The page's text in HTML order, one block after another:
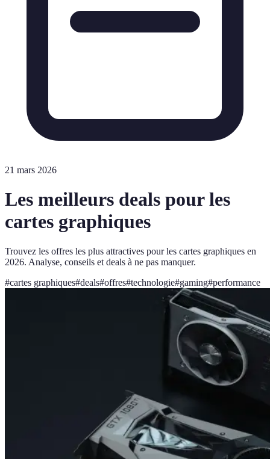
21 mars 2026
Les meilleurs deals pour les
cartes graphiques
Trouvez les offres les plus attractives pour les cartes graphiques en
2026. Analyse, conseils et deals à ne pas manquer.
#cartes graphiques#deals#offres#technologie#gaming#performance